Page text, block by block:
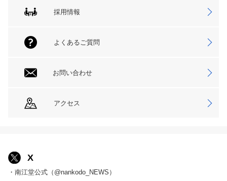
採用情報
よくあるご質問
お問い合わせ
アクセス
X
・南江堂公式（@nankodo_NEWS）